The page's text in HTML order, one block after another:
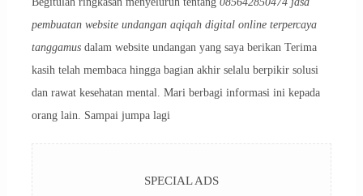
pembuatan website undangan aqiqah digital online terpercaya
tanggamusdalam website undangan yang saya berikan Terima
kasih telah membaca hingga bagian akhir selalu berpikir solusi
dan rawat kesehatan mental. Mari berbagi informasi ini kepada
orang lain. Sampai jumpa lagi
SPECIAL ADS